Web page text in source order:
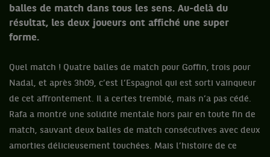
balles de match dans tous les sens. Au-delà du
résultat, les deux joueurs ont affiché une super
forme.
Quel match ! Quatre balles de match pour Goffin, trois pour
Nadal, et après 3h09, c’est l’Espagnol qui est sorti vainqueur
de cet affrontement. Il a certes tremblé, mais n’a pas cédé.
Rafa a montré une solidité mentale hors pair en toute fin de
match, sauvant deux balles de match consécutives avec deux
amorties délicieusement touchées. Mais l’histoire de ce